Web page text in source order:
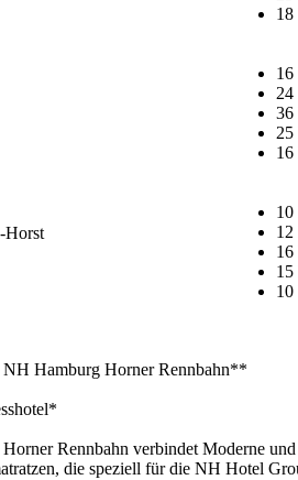
36
Horst
Hamburg Horner Rennbahn**
Rennbahn verbindet Moderne
die speziell für die NH Hotel